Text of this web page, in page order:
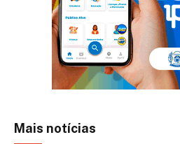
Mais notícias